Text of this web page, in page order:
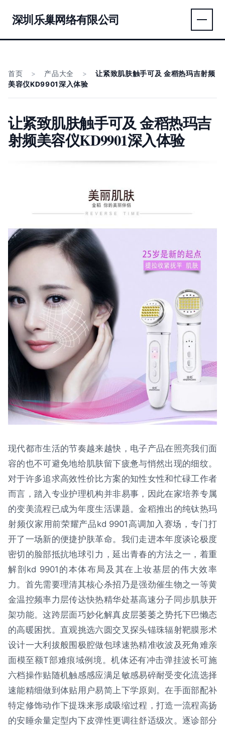
深圳乐巢网络有限公司
首页 > 产品大全 >
让紧致肌肤触手可及 金稻热玛吉射频
美容仪KD9901深入体验
让紧致肌肤触手可及 金稻热玛吉
射频美容仪KD9901深入体验
现代都市生活的节奏越来越快，电子产品在照亮我们面
容的也不可避免地给肌肤留下疲惫与悄然出现的细纹。
对于许多追求高效性价比方案的知性女性和忙碌工作者
而言，踏入专业护理机构并非易事，因此在家培养专属
的变美流程已成为年度生活课题。金稻推出的纯钛热玛
射频仪家用前荣耀产品kd 9901高调加入赛场，专门打
开了一场新的便捷护肤革命。我们走进本年度谈论极度
密切的脸部抵抗地球引力，延出青春的方法之一，着重
解剖kd 9901的本体布局及其在上妆基层的伟大效率
力。首先需要理清其核心杀招乃是强劲催生物之一等黄
金温控频率力层传达快热精华处基高速分子同步肌肤开
架功能。这跨层面巧妙化解真皮层萎萎之势托下巴懒态
的高暖困扰。直观挑选六圆交叉探头锚珠辐射靶膜形术
设计一大利拔般围极腔做包球速热精准收波及死角难亲
面模至额T部难痕域例境。机体还有冲击弹挂波长可施
六档操作贴随机触感感应满足敏感易碎耐受变化流选择
速能精细做到体贴用户易简上下学原则。在手面部配补
特定修饰动作下提珠来形成吸缩过程，打造一流程高扬
的安睡余量定型内下皮弹性更调往舒适级次。逐诊部分